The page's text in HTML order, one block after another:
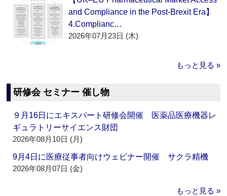
and Compliance in the Post-Brexit Era】
4.Complianc…
2026年07月23日 (木)
もっと見る »
研修会 セミナー 催し物
９月16日にエキスパート研修会開催 医薬品医療機器レ
ギュラトリーサイエンス財団
2026年08月10日 (月)
9月4日に医療従事者向けウェビナー開催 サクラ精機
2026年08月07日 (金)
もっと見る »